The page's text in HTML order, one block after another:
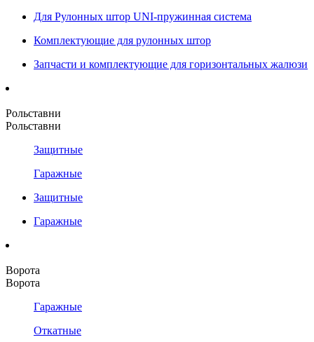
Для Рулонных штор UNI-пружинная система
Комплектующие для рулонных штор
Запчасти и комплектующие для горизонтальных жалюзи
Рольставни
Рольставни
Защитные
Гаражные
Защитные
Гаражные
Ворота
Ворота
Гаражные
Откатные